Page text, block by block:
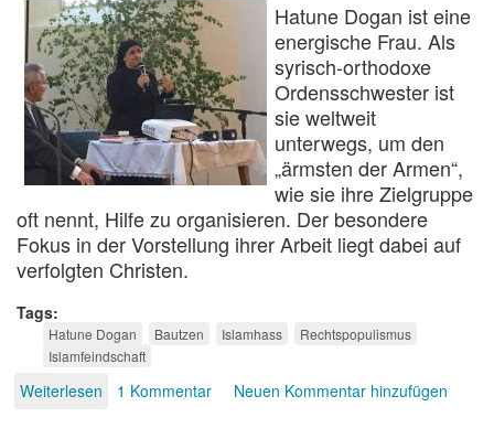
Hatune Dogan ist eine
energische Frau. Als
syrisch-orthodoxe
Ordensschwester ist
sie weltweit
unterwegs, um den
„ärmsten der Armen“,
wie sie ihre Zielgruppe
oft nennt, Hilfe zu organisieren. Der besondere
Fokus in der Vorstellung ihrer Arbeit liegt dabei auf
verfolgten Christen.
Tags
Hatune Dogan Bautzen Islamhass
Rechtspopulismus
Islamfeindschaft
Weiterlesen über
1 Kommentar Neuen Kommentar hinzufügen